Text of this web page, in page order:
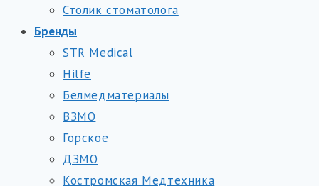
Столик стоматолога
Бренды
STR Medical
Hilfe
Белмедматериалы
ВЗМО
Горское
ДЗМО
Костромская Медтехника